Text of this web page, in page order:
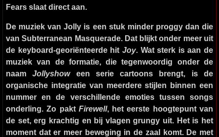
Fears slaat direct aan.
De muziek van Jolly is een stuk minder proggy dan die
van Subterranean Masquerade. Dat blijkt onder meer uit
de keyboard-georiënteerde hit Joy. Wat sterk is aan de
muziek van de formatie, die tegenwoordig onder de
naamJollyshoween serie cartoons brengt, is de
organische integratie van meerdere stijlen binnen een
nummer en de verschillende emoties tussen songs
onderling. Zo pakt Firewell, het eerste hoogtepunt van
de set, erg krachtig en bij vlagen grungy uit. Het is het
moment dat er meer beweging in de zaal komt. De met